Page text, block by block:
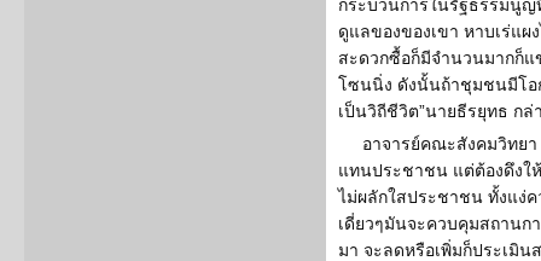
กระบวนการในรัฐธรรมนู
ดูแลของของเขา หาบเร่แ
สะดวกซื้อก็มีจำนวนมากก็แ
โซนนิ่ง ดังนั้นถ้าชุมชนมีโอ
เป็นวิถีชีวิต”นายธีรยุทธ กล่
อาจารย์คณะสังคมวิทย
แทนประชาชน แต่ต้องดึงใ
ไม่ผลักใสประชาชน ทั้งแง่
เดี่ยวๆมันจะควบคุมสถาน
มา จะลดหรือเพิ่มก็ประเมิ